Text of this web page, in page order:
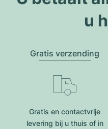
u
Gratis verzending
Gratis en contactvrije
levering bij u thuis of in